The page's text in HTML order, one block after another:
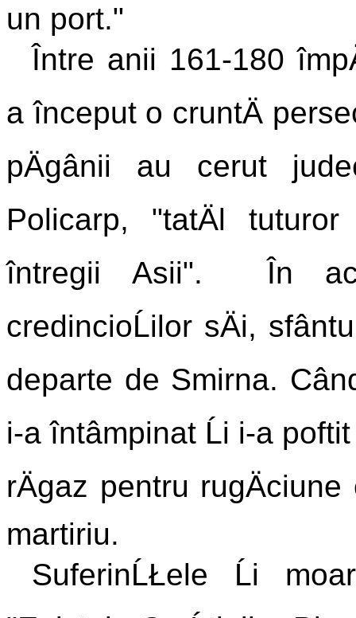
un port."
Între anii 161-180
a început o cruntÄ
pÄgânii au cerut
Policarp, "tatÄl tuturor
întregii Asii". În
credincioĹilor sÄi,
departe de Smirna.
i-a întâmpinat Ĺi i-a
rÄgaz pentru
martiriu.
SuferinĹŁele Ĺi